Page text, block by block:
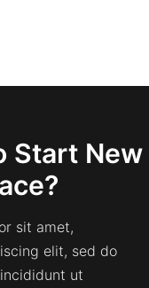
Start
sit amet,
elit, sed do
ut